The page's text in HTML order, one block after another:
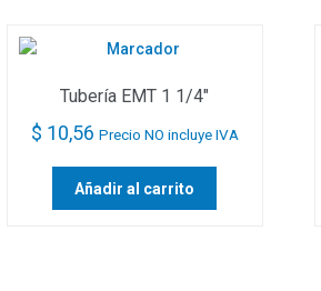
Tubería EMT 1 1/4″
$ 10,56 Precio NO incluye IVA
Añadir al carrito